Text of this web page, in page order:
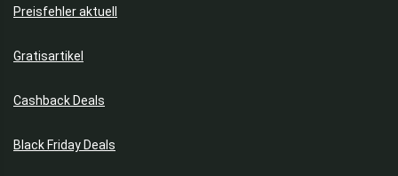
Preisfehler aktuell
Gratisartikel
Cashback Deals
Black Friday Deals